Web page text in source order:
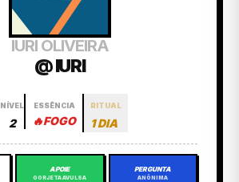
IURI OLIVEIRA
@ IURI
NÍVEL
2
ESSÊNCIA
🔥FOGO
RITUAL
1 DIA
APOIE
GORJETA AVULSA
PERGUNTA
ANÔNIMA